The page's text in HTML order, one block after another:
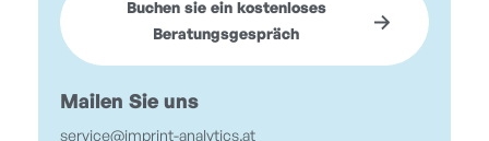
Buchen sie ein kostenloses
Beratungsgespräch
Mailen Sie uns
service@imprint-analytics.at